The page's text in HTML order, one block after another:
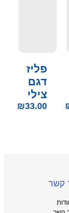
פליז
דגם
צילי
₪33.00
קשר